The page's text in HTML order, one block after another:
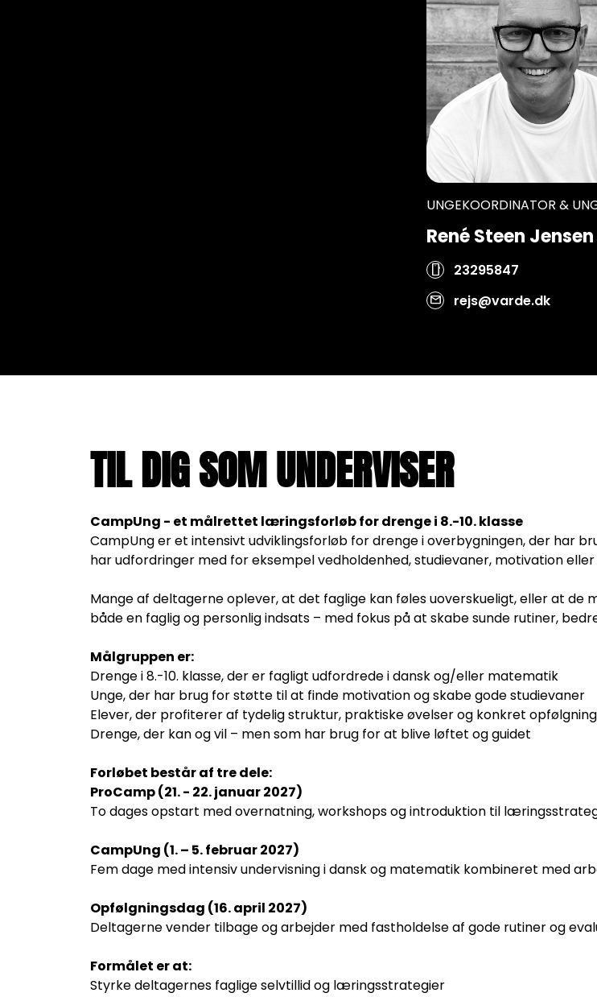
UNGEKOORDINATOR &
René Steen Jensen
smartphone 23295847
mail rejs@varde.dk
TIL DIG SOM UNDERVISER
CampUng - et målrettet læringsforløb for drenge i 8.-10. klasse
CampUng er et intensivt udviklingsforløb for drenge i overbygningen, der har
har udfordringer med for eksempel vedholdenhed, studievaner, motivation
Mange af deltagerne oplever, at det faglige kan føles uoverskueligt, eller at
både en faglig og personlig indsats – med fokus på at skabe sunde rutiner,
Målgruppen er:
Drenge i 8.-10. klasse, der er fagligt udfordrede i dansk og/eller matematik
Unge, der har brug for støtte til at finde motivation og skabe gode studievaner
Elever, der profiterer af tydelig struktur, praktiske øvelser og konkret opfølgning
Drenge, der kan og vil – men som har brug for at blive løftet og guidet
Forløbet består af tre dele:
ProCamp (21. - 22. januar 2027)
To dages opstart med overnatning, workshops og introduktion til
CampUng (1. – 5. februar 2027)
Fem dage med intensiv undervisning i dansk og matematik kombineret med
Opfølgningsdag (16. april 2027)
Deltagerne vender tilbage og arbejder med fastholdelse af gode rutiner og
Formålet er at:
Styrke deltagernes faglige selvtillid og læringsstrategier